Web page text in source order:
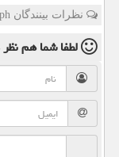
نظرات بینندگان gph در مورد این مطلب
لطفا شما هم